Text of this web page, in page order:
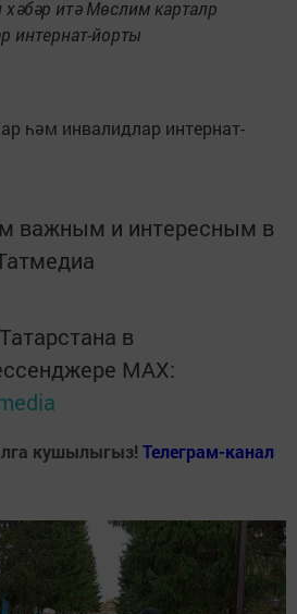
хәбәр итә Мөслим карталр
интернат-йорты
һәм инвалидлар интернат-
важным и интересным в
в
MАХ:
кушылыгыз! Телеграм-канал